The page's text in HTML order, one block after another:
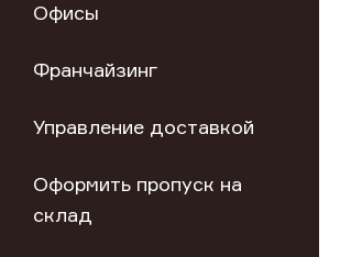
Офисы
Франчайзинг
Управление доставкой
Оформить пропуск на
склад